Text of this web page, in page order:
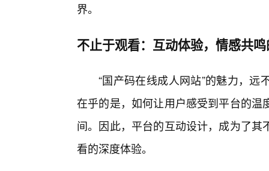
界。
不止于观看：互动体验，情感共
“国产码在线成人网站”的魅力，
在乎的是，如何让用户感受到平台的
间。因此，平台的互动设计，成为了
看的深度体验。